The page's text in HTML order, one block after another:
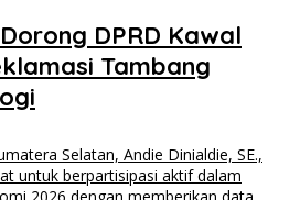
DPRD Kawal
Tambang